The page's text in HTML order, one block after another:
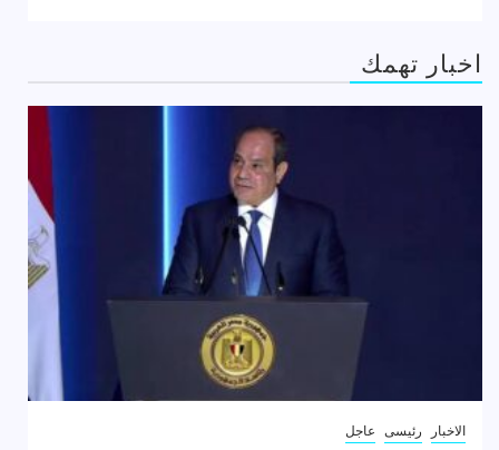
اخبار تهمك
الاخبار رئيسى عاجل